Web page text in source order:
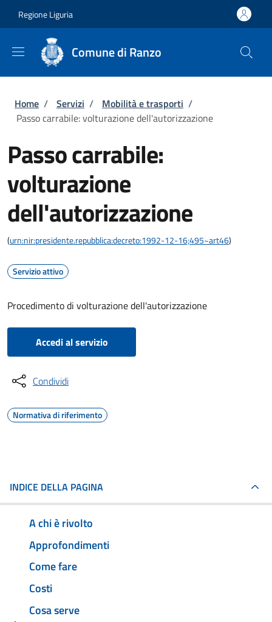
Regione Liguria
Comune di Ranzo
Briciole di pane
Home / Servizi / Mobilità e trasporti /
Passo carrabile: volturazione dell'autorizzazione
Passo carrabile:
volturazione
dell'autorizzazione
(urn:nir:presidente.repubblica:decreto:1992-12-16;495~art46)
Servizio attivo
Procedimento di volturazione dell'autorizzazione
Accedi al servizio
Condividi
Normativa di riferimento
INDICE DELLA PAGINA
A chi è rivolto
Approfondimenti
Come fare
Costi
Cosa serve